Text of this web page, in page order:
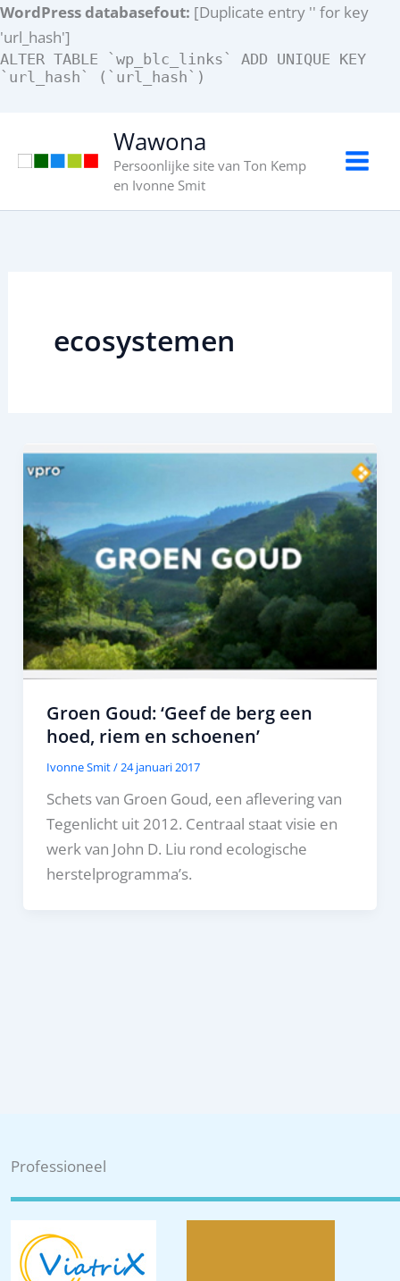
WordPress databasefout: [Duplicate entry '' for key
'url_hash']
ALTER TABLE `wp_blc_links` ADD UNIQUE KEY
`url_hash` (`url_hash`)
naar
Wawona
Persoonlijke site van Ton Kemp
en Ivonne Smit
ecosystemen
Groen Goud: ‘Geef de berg een
hoed, riem en schoenen’
Ivonne Smit/24 januari 2017
Schets van Groen Goud, een aflevering van
Tegenlicht uit 2012. Centraal staat visie en
werk van John D. Liu rond ecologische
herstelprogramma’s.
Professioneel